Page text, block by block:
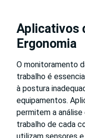
Aplicativos
Ergonomia
O monitoramento
trabalho é
à postura
equipamentos.
permitem a
trabalho de cada
utilizam sensores